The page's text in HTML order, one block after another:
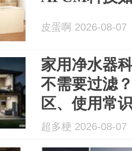
皮蛋啊 2026-08-07
家用净水器
不需要过滤
区、使用常
超多梗 2026-08-07